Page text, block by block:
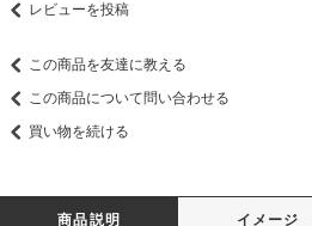
レビューを投稿
この商品を友達に教える
この商品について問い合わせる
買い物を続ける
商品説明 イメージ